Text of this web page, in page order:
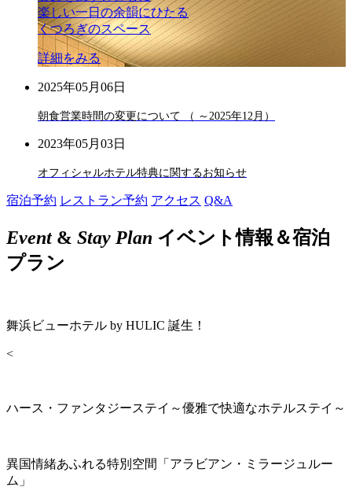
楽しい一日の余韻にひたる
くつろぎのスペース
詳細をみる
2025年05月06日
朝食営業時間の変更について （ ～2025年12月）
2023年05月03日
オフィシャルホテル特典に関するお知らせ
宿泊予約 レストラン予約 アクセス Q&A
Event& Stay Plan イベント情報＆宿泊
プラン
舞浜ビューホテル by HULIC 誕生！
<
ハース・ファンタジーステイ～優雅で快適なホテルステイ～
異国情緒あふれる特別空間「アラビアン・ミラージュルー
ム」